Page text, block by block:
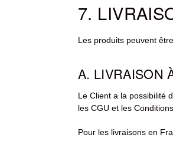
7.
Les produits peuvent
A. LIVRAISON
Le Client a la possibilité
les CGU et les
Pour les livraisons en